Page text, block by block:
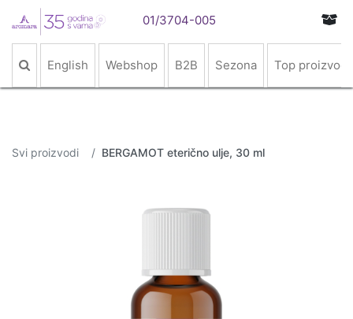
01/3704-005
English Webshop B2B Sezona Top proizvodi
Svi proizvodi BERGAMOT eterično ulje, 30 ml